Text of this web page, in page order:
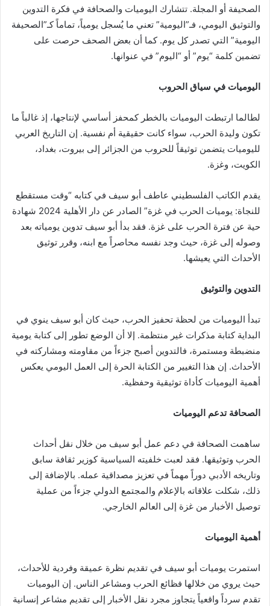
الصحيفة أو المجلة. تتشارك اليوميات والصحافة في فكرة التدوين
والتوثيق اليومي، فـ”اليومية” تعني ما يُسجل يومياً، تماماً كـ”الصحيفة
اليومية” التي تصدر كل يوم. كما أن بعض الصحف حرصت على
تضمين كلمة “يوم” أو “اليوم” في عنوانها.
اليوميات في سياق الحروب
لطالما ارتبطت اليوميات بالخطر كمحفز أساسي لإنتاجها، إذ غالباً ما
تكون وليدة الحرب، سواء كانت حقيقية أم نفسية. إن التاريخ العربي
لليوميات يتضمن توثيقاً للحروب من الجزائر إلى بيروت، بغداد،
الكويت، وغزة.
يقدم الكاتب الفلسطيني عاطف أبو سيف في كتابه “وقت مستقطع
للنجاة: يوميات الحرب في غزة” الصادر عن دار الأهلية 2024 شهادة
حية عن فترة الحرب على غزة. فقد بدأ أبو سيف تدوين يومياته بعد
وصوله إلى غزة، حيث وجد نفسه محاصراً مع ابنه، وقرر توثيق
الأحداث التي يعيشها.
التدوين والتوثيق
تبدأ اليوميات من لحظة تحفيز الحرب، حيث كان أبو سيف ينوي في
البداية كتابة مذكرات غير منتظمة. إلا أن الوضع تطور إلى كتابة يومية
منضبطة ومستمرة، فالتدوين أصبح جزءاً من مقاومته ومشاركته في
الأحداث. إن هذا التغيير من الكتابة الحرة إلى العمل اليومي يعكس
أهمية اليوميات كأداة توثيقية وحفظية.
الصحافة تدعم اليوميات
ساهمت الصحافة في دعم عمل أبو سيف من خلال نقل أحداث
الحرب وتوثيقها. فقد لعبت خلفيته السياسية كوزير ثقافة سابق
وتاريخه الأدبي دوراً مهماً في تعزيز مصداقية عمله. بالإضافة إلى
ذلك، شكلت علاقاته بالإعلام والمجتمع الدولي جزءاً من عملية
توصيل الأخبار من غزة إلى العالم الخارجي.
أهمية اليوميات
استمرت يوميات أبو سيف في تقديم نظرة عميقة وفردية للأحداث،
حيث يروي من خلالها فظائع الحرب ومشاعر الناس. إن اليوميات
تقدم سرداً واقعياً يتجاوز مجرد نقل الأخبار إلى تقديم مشاعر إنسانية